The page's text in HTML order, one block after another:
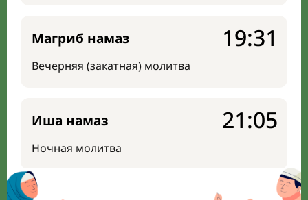
Магриб намаз
Вечерняя (закатная) молитва
19:31
Иша намаз
Ночная молитва
21:05